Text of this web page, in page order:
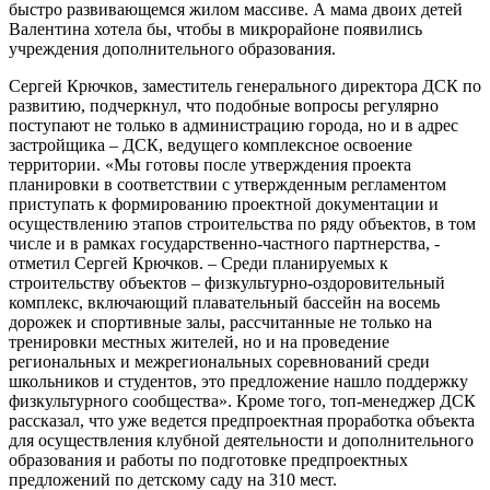
быстро развивающемся жилом массиве. А мама двоих детей
Валентина хотела бы, чтобы в микрорайоне появились
учреждения дополнительного образования.
Сергей Крючков, заместитель генерального директора ДСК по
развитию, подчеркнул, что подобные вопросы регулярно
поступают не только в администрацию города, но и в адрес
застройщика – ДСК, ведущего комплексное освоение
территории. «Мы готовы после утверждения проекта
планировки в соответствии с утвержденным регламентом
приступать к формированию проектной документации и
осуществлению этапов строительства по ряду объектов, в том
числе и в рамках государственно-частного партнерства, -
отметил Сергей Крючков. – Среди планируемых к
строительству объектов – физкультурно-оздоровительный
комплекс, включающий плавательный бассейн на восемь
дорожек и спортивные залы, рассчитанные не только на
тренировки местных жителей, но и на проведение
региональных и межрегиональных соревнований среди
школьников и студентов, это предложение нашло поддержку
физкультурного сообщества». Кроме того, топ-менеджер ДСК
рассказал, что уже ведется предпроектная проработка объекта
для осуществления клубной деятельности и дополнительного
образования и работы по подготовке предпроектных
предложений по детскому саду на 310 мест.